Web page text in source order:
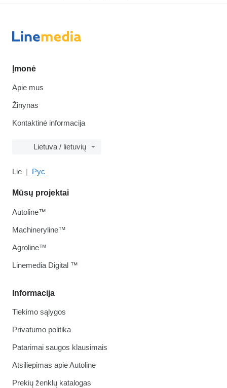
Įmonė
Apie mus
Žinynas
Kontaktinė informacija
Lietuva / lietuvių
Lie Рус
Informacija
Tiekimo sąlygos
Privatumo politika
Patarimai saugos klausimais
Atsiliepimas apie Autoline
Prekių ženklų katalogas
Mūsų projektai
Autoline™
Machineryline™
Agroline™
Linemedia Digital ™